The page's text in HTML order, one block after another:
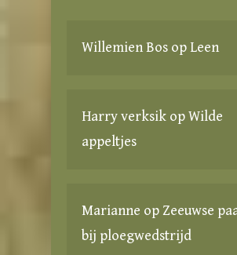
Willemien Bos opLeen
Harry verksik opWilde
appeltjes
Marianne opZeeuwse
bij ploegwedstrijd